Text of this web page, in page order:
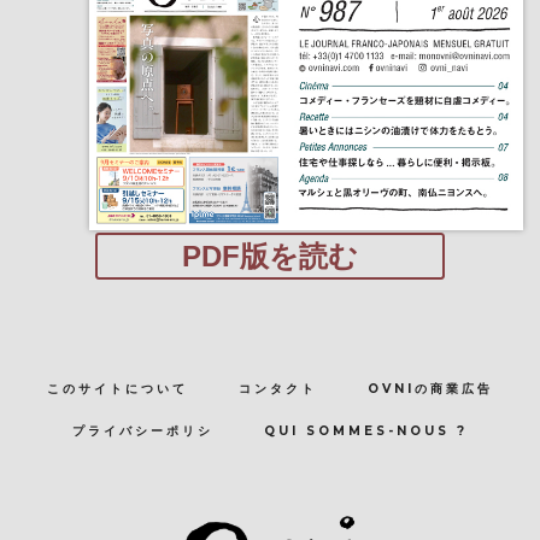
PDF版を読む
このサイトについて コンタクト OVNIの商業広告
プライバシーポリシ QUI SOMMES-NOUS ?